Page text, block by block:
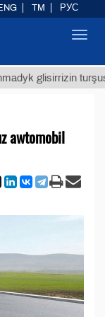
glisirrizin turşusy (t.)
awtomobil
TM РУС